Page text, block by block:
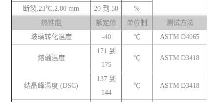
断裂,23℃,2.00 mm
20 到 50
%
热性能
额定值 单位制
测试方法
玻璃转化温度
-40 ℃ ASTM D4065
熔融温度
171 到
175
℃ ASTM D3418
结晶峰温度 (DSC)
137 到
144
℃ ASTM D3418